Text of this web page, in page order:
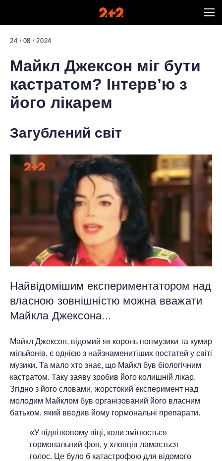
24 08 2024
Майкл Джексон міг бути
кастратом? Інтервʼю з
його лікарем
Загублений світ
Найвідомішим експериментатором над
власною зовнішністю можна вважати
Майкла Джексона...
Майкл Джексон, відомий як король попмузики та кумир
мільйонів, є однією з найзнаменитіших постатей у світі
музики. Та мало хто знає, що Майкл був біологічним
кастратом. Таку заяву зробив його колишній лікар.
Згідно з його словами, жорстокий експеримент над
молодим Майклом був організований його власним
батьком, який вводив йому гормональні препарати.
«У підлітковому віці, коли змінюється
гормональний фон, у хлопців ламається
голос. Це було б катастрофою для відомого